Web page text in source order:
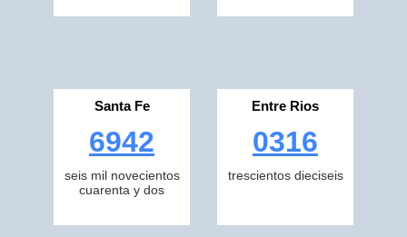
Santa Fe
6942
seis mil novecientos
cuarenta y dos
Entre Rios
0316
trescientos dieciseis